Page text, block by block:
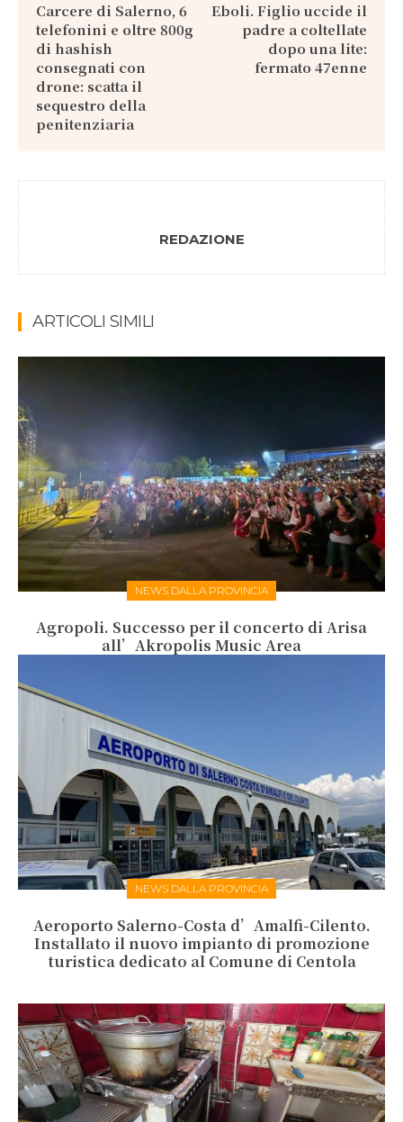
Carcere di Salerno, 6
telefonini e oltre 800g
di hashish
consegnati con
drone: scatta il
sequestro della
penitenziaria
Eboli. Figlio uccide il
padre a coltellate
dopo una lite:
fermato 47enne
REDAZIONE
ARTICOLI SIMILI
NEWS DALLA PROVINCIA
Agropoli. Successo per il concerto di Arisa
all’Akropolis Music Area
NEWS DALLA PROVINCIA
Aeroporto Salerno-Costa d’Amalfi-Cilento.
Installato il nuovo impianto di promozione
turistica dedicato al Comune di Centola